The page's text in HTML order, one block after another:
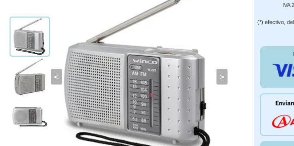
< >
IVA
(*) efectivo,